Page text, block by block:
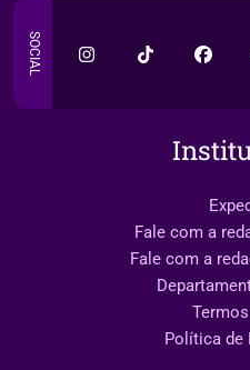
SOCIAL
Fale com a
Fale com a
Política de